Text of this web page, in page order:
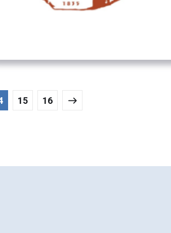
Δήμος Πειραιά
15 16